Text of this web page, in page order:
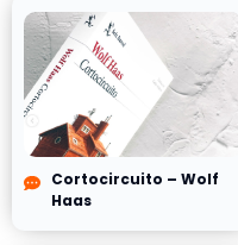
Cortocircuito – Wolf
Haas